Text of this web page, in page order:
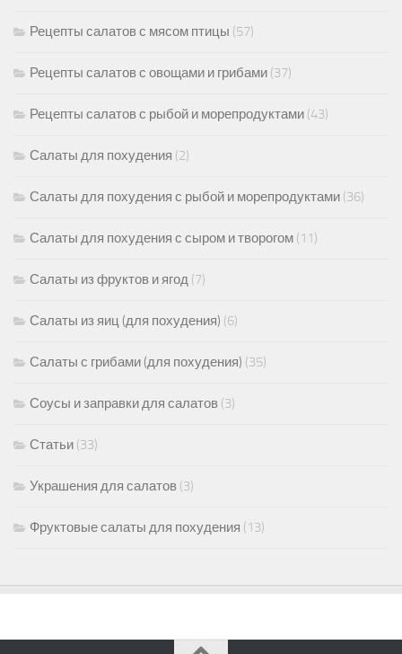
Рецепты салатов с мясом птицы (57)
Рецепты салатов с овощами и грибами (37)
Рецепты салатов с рыбой и морепродуктами (43)
Салаты для похудения (2)
Салаты для похудения с рыбой и морепродуктами (36)
Салаты для похудения с сыром и творогом (11)
Салаты из фруктов и ягод (7)
Салаты из яиц (для похудения) (6)
Салаты с грибами (для похудения) (35)
Соусы и заправки для салатов (3)
Статьи (33)
Украшения для салатов (3)
Фруктовые салаты для похудения (13)